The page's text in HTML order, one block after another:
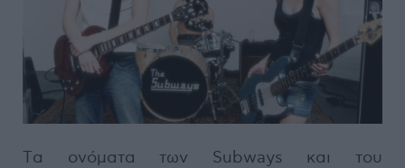
Tα ονόματα των Subways και του